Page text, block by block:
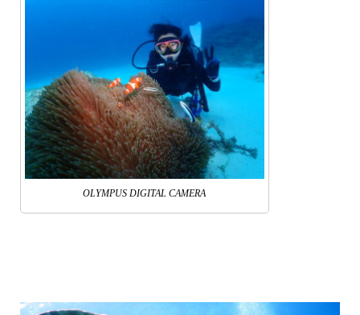
OLYMPUS DIGITAL CAMERA